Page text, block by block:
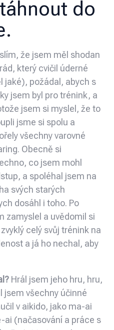
do
že jsem měl shodan
který cvičil úderné
jaké), požádal, abych s
jsem byl pro trénink, a
jsem si myslel, že to
jsme si spolu a
všechny varovné
Obecně si
co jsem mohl
a spoléhal jsem na
svých starých
dosáhl i toho. Po
zamyslel a uvědomil si
celý svůj trénink na
a já ho nechal, aby
Hrál jsem jeho hru, hru,
jsem všechny účinné
v aikido, jako ma-ai
(načasování a práce s